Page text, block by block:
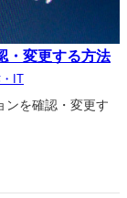
・変更する方法
IT
ンを確認・変更す